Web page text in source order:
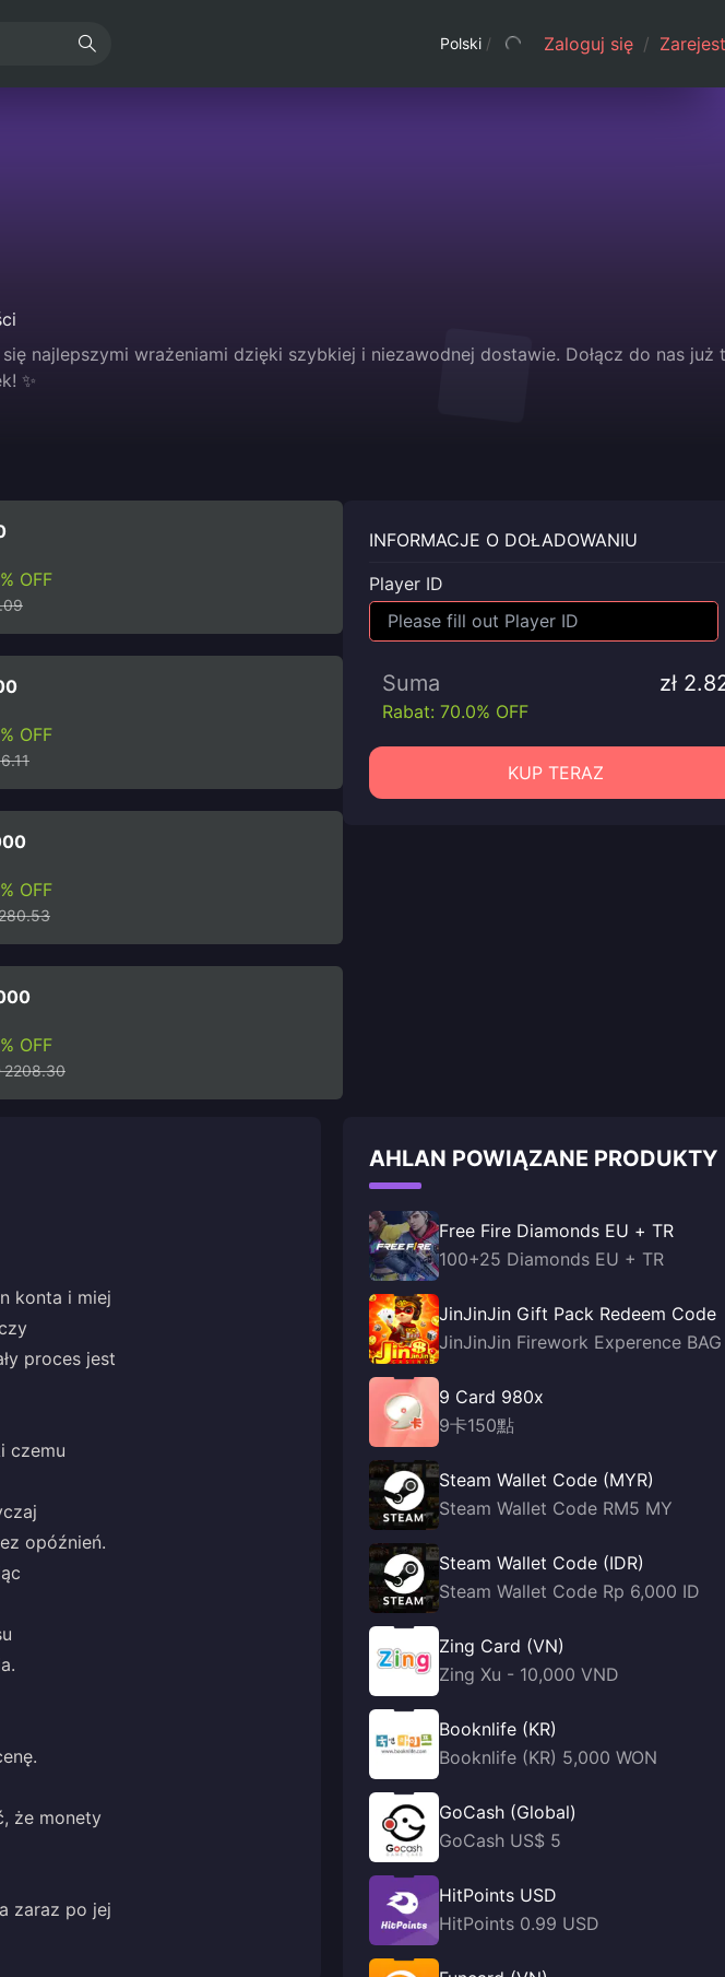
Polski / Zaloguj się /
najlepszymi wrażeniami dzięki szybkiej i niezawodnej dostawie. Dołącz do nas już
✨
OFF
OFF
OFF
OFF
2208.30
INFORMACJE O DOŁADOWANIU
Player ID
Suma zł
Rabat: 70.0% OFF
KUP TERAZ
konta i miej
proces jest
czemu
opóźnień.
że monety
zaraz po jej
AHLAN POWIĄZANE PRODUKTY
Free Fire Diamonds EU + TR
100+25 Diamonds EU + TR
JinJinJin Gift Pack Redeem Code
JinJinJin Firework Experence BAG
9 Card 980x
9卡150點
Steam Wallet Code (MYR)
Steam Wallet Code RM5 MY
Steam Wallet Code (IDR)
Steam Wallet Code Rp 6,000 ID
Zing Card (VN)
Zing Xu - 10,000 VND
Booknlife (KR)
Booknlife (KR) 5,000 WON
GoCash (Global)
GoCash US$ 5
HitPoints USD
HitPoints 0.99 USD